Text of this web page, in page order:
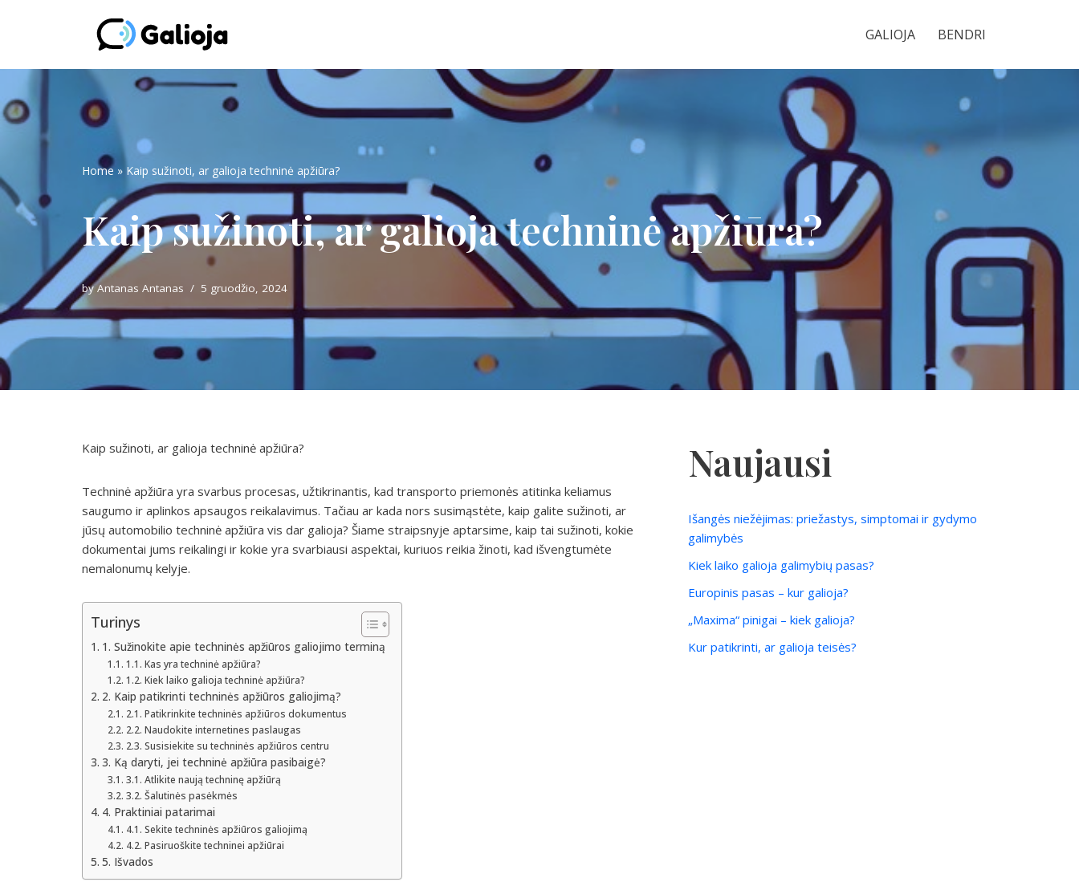
GALIOJA BENDRI
Home » Kaip sužinoti, ar galioja techninė apžiūra?
Kaip sužinoti, ar galioja techninė apžiūra?
byAntanas Antanas 5 gruodžio, 2024
Kaip sužinoti, ar galioja techninė apžiūra?
Techninė apžiūra yra svarbus procesas, užtikrinantis, kad transporto priemonės atitinka keliamus
saugumo ir aplinkos apsaugos reikalavimus. Tačiau ar kada nors susimąstėte, kaip galite sužinoti, ar
jūsų automobilio techninė apžiūra vis dar galioja? Šiame straipsnyje aptarsime, kaip tai sužinoti, kokie
dokumentai jums reikalingi ir kokie yra svarbiausi aspektai, kuriuos reikia žinoti, kad išvengtumėte
nemalonumų kelyje.
Turinys
1. Sužinokite apie techninės apžiūros galiojimo terminą
1.1. Kas yra techninė apžiūra?
1.2. Kiek laiko galioja techninė apžiūra?
2. Kaip patikrinti techninės apžiūros galiojimą?
2.1. Patikrinkite techninės apžiūros dokumentus
2.2. Naudokite internetines paslaugas
2.3. Susisiekite su techninės apžiūros centru
3. Ką daryti, jei techninė apžiūra pasibaigė?
3.1. Atlikite naują techninę apžiūrą
3.2. Šalutinės pasėkmės
4. Praktiniai patarimai
4.1. Sekite techninės apžiūros galiojimą
4.2. Pasiruoškite techninei apžiūrai
5. Išvados
Naujausi
Išangės niežėjimas: priežastys, simptomai ir gydymo
galimybės
Kiek laiko galioja galimybių pasas?
Europinis pasas – kur galioja?
„Maxima“ pinigai – kiek galioja?
Kur patikrinti, ar galioja teisės?